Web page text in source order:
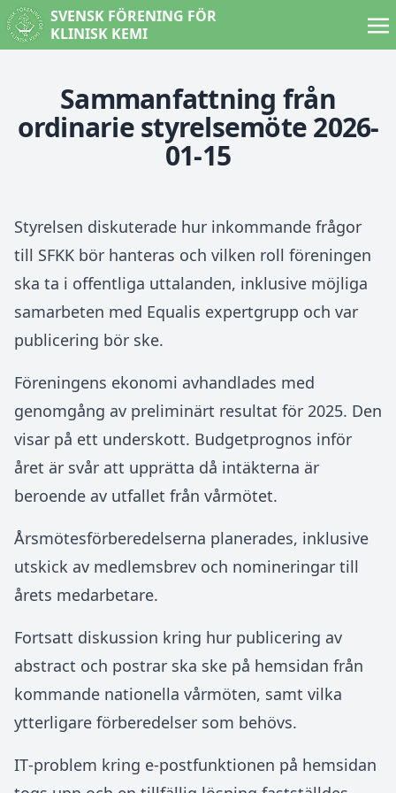
SVENSK FÖRENING FÖR
KLINISK KEMI
Sammanfattning från
ordinarie styrelsemöte 2026-
01-15
Styrelsen diskuterade hur inkommande frågor
till SFKK bör hanteras och vilken roll föreningen
ska ta i offentliga uttalanden, inklusive möjliga
samarbeten med Equalis expertgrupp och var
publicering bör ske.
Föreningens ekonomi avhandlades med
genomgång av preliminärt resultat för 2025. Den
visar på ett underskott. Budgetprognos inför
året är svår att upprätta då intäkterna är
beroende av utfallet från vårmötet.
Årsmötesförberedelserna planerades, inklusive
utskick av medlemsbrev och nomineringar till
årets medarbetare.
Fortsatt diskussion kring hur publicering av
abstract och postrar ska ske på hemsidan från
kommande nationella vårmöten, samt vilka
ytterligare förberedelser som behövs.
IT‑problem kring e‑postfunktionen på hemsidan